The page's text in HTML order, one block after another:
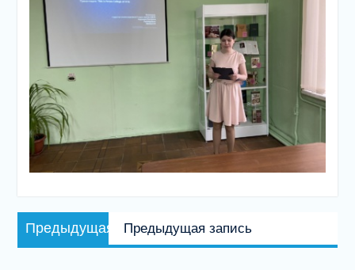
Навигация
по
Предыдущая
запись:
Предыдущая запись